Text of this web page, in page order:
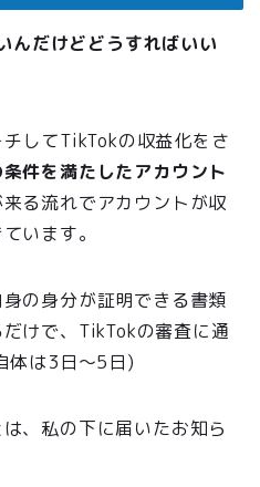
んだけどどうすればいい
してTikTokの収益化をさ
件を満たしたアカウント
る流れでアカウントが収
います。
の身分が証明できる書類
けで、TikTokの審査に通
体は3日〜5日)
、私の下に届いたお知ら